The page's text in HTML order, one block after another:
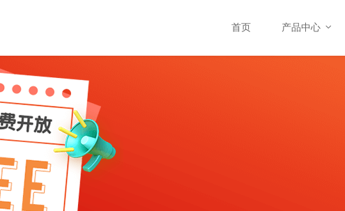
首页 产品中心